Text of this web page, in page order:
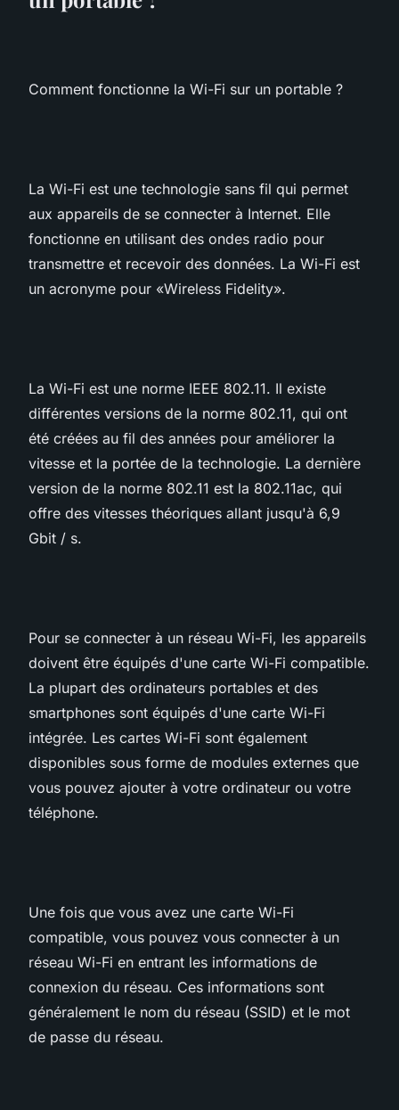
Comment fonctionne la Wi-Fi sur un portable ?
La Wi-Fi est une technologie sans fil qui permet
aux appareils de se connecter à Internet. Elle
fonctionne en utilisant des ondes radio pour
transmettre et recevoir des données. La Wi-Fi est
un acronyme pour «Wireless Fidelity».
La Wi-Fi est une norme IEEE 802.11. Il existe
différentes versions de la norme 802.11, qui ont
été créées au fil des années pour améliorer la
vitesse et la portée de la technologie. La dernière
version de la norme 802.11 est la 802.11ac, qui
offre des vitesses théoriques allant jusqu'à 6,9
Gbit / s.
Pour se connecter à un réseau Wi-Fi, les appareils
doivent être équipés d'une carte Wi-Fi compatible.
La plupart des ordinateurs portables et des
smartphones sont équipés d'une carte Wi-Fi
intégrée. Les cartes Wi-Fi sont également
disponibles sous forme de modules externes que
vous pouvez ajouter à votre ordinateur ou votre
téléphone.
Une fois que vous avez une carte Wi-Fi
compatible, vous pouvez vous connecter à un
réseau Wi-Fi en entrant les informations de
connexion du réseau. Ces informations sont
généralement le nom du réseau (SSID) et le mot
de passe du réseau.